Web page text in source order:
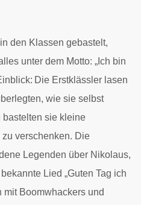
den Klassen gebastelt,
unter dem Motto: „Ich bin
Die Erstklässler lasen
wie sie selbst
bastelten sie kleine
verschenken. Die
Legenden über Nikolaus,
Lied „Guten Tag ich
mit Boomwhackers und